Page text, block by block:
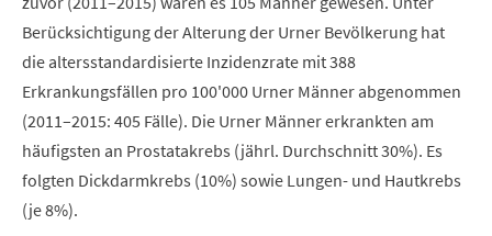
Berücksichtigung der Alterung der Urner Bevölkerung hat
die altersstandardisierte Inzidenzrate mit 388
Erkrankungsfällen pro 100'000 Urner Männer abgenommen
(2011–2015: 405 Fälle). Die Urner Männer erkrankten am
häufigsten an Prostatakrebs (jährl. Durchschnitt 30%). Es
folgten Dickdarmkrebs (10%) sowie Lungen- und Hautkrebs
(je 8%).